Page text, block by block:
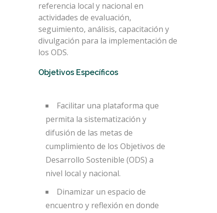
referencia local y nacional en
actividades de evaluación,
seguimiento, análisis, capacitación y
divulgación para la implementación de
los ODS.
Objetivos Específicos
Facilitar una plataforma que
permita la sistematización y
difusión de las metas de
cumplimiento de los Objetivos de
Desarrollo Sostenible (ODS) a
nivel local y nacional.
Dinamizar un espacio de
encuentro y reflexión en donde